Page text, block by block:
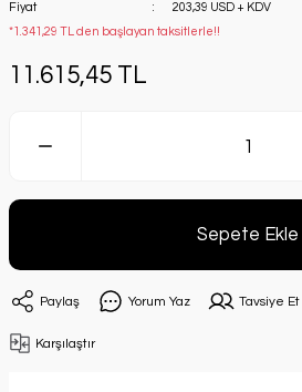
Fiyat
203,39 USD + KDV
*1.341,29 TL den başlayan taksitlerle!!
11.615,45 TL
Sepete Ekle
Paylaş Yorum Yaz Tavsiye Et
Karşılaştır